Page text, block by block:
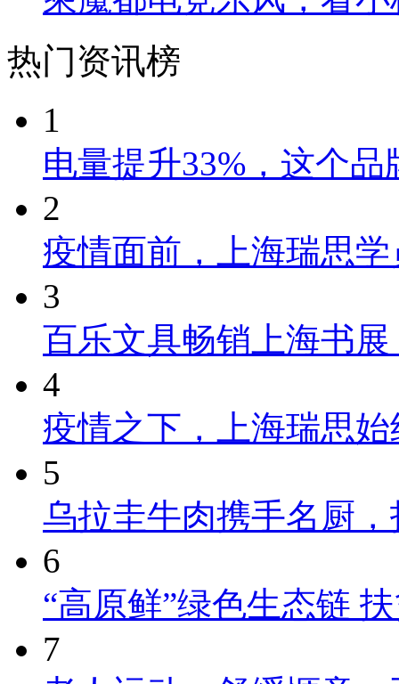
热门资讯榜
1
电量提升33%，这个
2
疫情面前，上海瑞思
3
百乐文具畅销上海书
4
疫情之下，上海瑞思
5
乌拉圭牛肉携手名厨
6
“高原鲜”绿色生态链
7